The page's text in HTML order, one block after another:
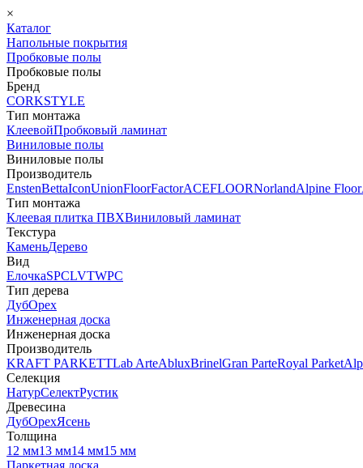
×
Каталог
Напольные покрытия
Пробковые полы
Пробковые полы
Бренд
CORKSTYLE
Тип монтажа
КлеевойПробковый ламинат
Виниловые полы
Виниловые полы
Производитель
EnstenBettaIconUnionFloorFactorACEFLOORNorlandAlpine Floor
Тип монтажа
Клеевая плитка ПВХВиниловый ламинат
Текстура
КаменьДерево
Вид
ЕлочкаSPCLVTWPC
Тип дерева
ДубОрех
Инженерная доска
Инженерная доска
Производитель
KRAFT PARKETTLab ArteAbluxBrinelGran ParteRoyal Parket
Селекция
НатурСелектРустик
Древесина
ДубОрехЯсень
Толщина
12 мм13 мм14 мм15 мм
Паркетная доска